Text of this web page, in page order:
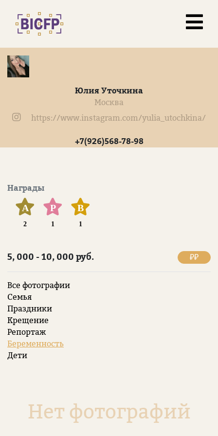
Юлия Уточкина
Москва
https://www.instagram.com/yulia_utochkina/
+7(926)568-78-98
Награды
А
2
Р
1
В
1
5, 000 - 10, 000 руб. ₽₽
Все фотографии
Семья
Праздники
Крещение
Репортаж
Беременность
Дети
Нет фотографий